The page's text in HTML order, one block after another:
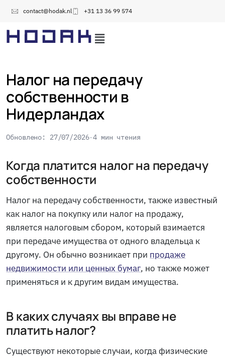
contact@hodak.nl +31 13 36 99 574
Налог на передачу
собственности в
Нидерландах
Обновлено: 27/07/2026 4 мин чтения
Когда платится налог на передачу
собственности
Налог на передачу собственности, также известный
как налог на покупку или налог на продажу,
является налоговым сбором, который взимается
при передаче имущества от одного владельца к
другому. Он обычно возникает при продаже
недвижимости или ценных бумаг, но также может
применяться и к другим видам имущества.
В каких случаях вы вправе не
платить налог?
Существуют некоторые случаи, когда физические